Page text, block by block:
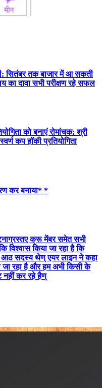
सितंबर तक बाजार में आ सकती
का दावा सभी परीक्षण रहे सफल
को बनाएं रोमांचक: श्री
कप हॉकी प्रतियोगिता
कर बनाया* *
क्रू मेंबर समेत सभी
विश्वास किया जा रहा है कि
सदस्य थेण् एयर लाइन ने कहा
जा रहा है और हम अभी किसी के
नहीं कर रहे हैण्